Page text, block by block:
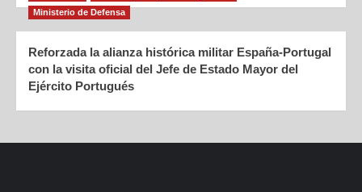
Ministerio de Defensa
Reforzada la alianza histórica militar España-Portugal
con la visita oficial del Jefe de Estado Mayor del
Ejército Portugués